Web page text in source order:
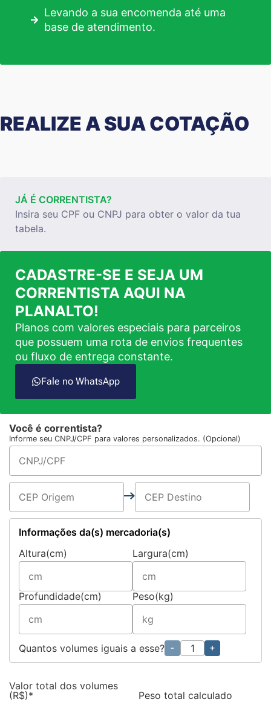
Levando a sua encomenda até uma
base de atendimento.
REALIZE A SUA COTAÇÃO
JÁ É CORRENTISTA?
Insira seu CPF ou CNPJ para obter o valor da tua
tabela.
CADASTRE-SE E SEJA UM
CORRENTISTA AQUI NA
PLANALTO!
Planos com valores especiais para parceiros
que possuem uma rota de envios frequentes
ou fluxo de entrega constante.
Fale no WhatsApp
Você é correntista?
Informe seu CNPJ/CPF para valores personalizados. (Opcional)
Informações da(s) mercadoria(s)
Altura(cm)
Largura(cm)
Profundidade(cm) Peso(kg)
Quantos volumes iguais a esse? - +
Valor total dos volumes
(R$)*
Peso total calculado